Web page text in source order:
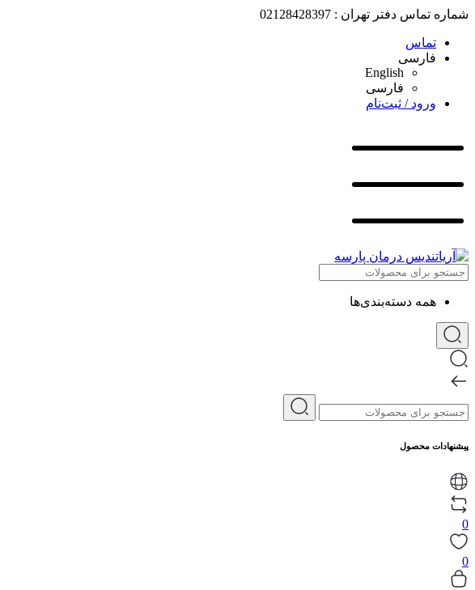
شماره تماس دفتر تهران : 02128428397
تماس
فارسی
English
فارسی
ورود / ثبت‌نام
همه دسته‌بندی‌ها
پیشنهادات محصول
0
0